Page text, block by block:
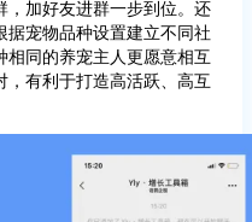
，加好友进群一步到位。还
据宠物品种设置建立不同社
同的养宠主人更愿意相互
有利于打造高活跃、高互